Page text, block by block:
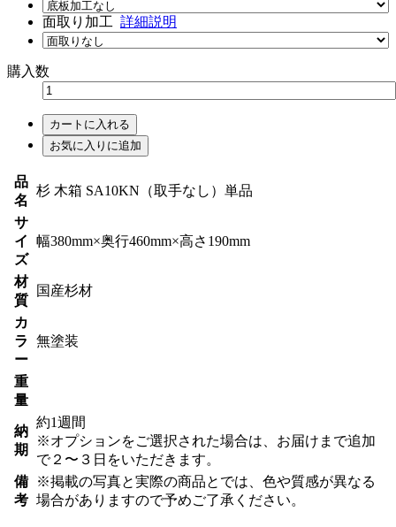
面取り加工 詳細説明
購入数
カートに入れる
お気に入りに追加
品
名
杉 木箱 SA10KN（取手なし）単品
サ
イ
ズ
幅380mm×奥行460mm×高さ190mm
材
質
国産杉材
カ
ラ
ー
無塗装
重
量
納
期
約1週間
※オプションをご選択された場合は、お届けまで追加
で２〜３日をいただきます。
備
考
※掲載の写真と実際の商品とでは、色や質感が異なる
場合がありますので予めご了承ください。